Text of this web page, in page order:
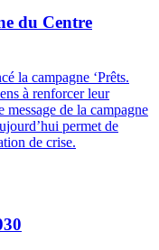
du Centre
la campagne ‘Prêts.
à renforcer leur
de la campagne
permet de
de crise.